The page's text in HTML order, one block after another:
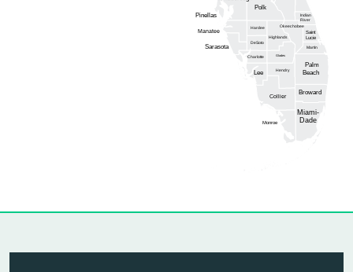
Broward
Charlotte
Collier
DeSoto
Glades
Hardee
Hendry
Highlands
Indian
River
Lee
Manatee
Martin
Miami-
Dade
Monroe
Okeechobee
Palm
Beach
Pinellas
Polk
Saint
Lucie
Sarasota